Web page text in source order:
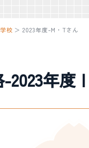
校 ＞ 2023年度-M・Tさん
年度